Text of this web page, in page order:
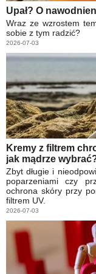
Upał? O
Wraz ze wzrostem
sobie z tym radzić?
2026-07-03
Kremy z filtrem
jak mądrze
Zbyt długie i
poparzeniami czy
ochrona skóry przy
filtrem UV.
2026-07-03